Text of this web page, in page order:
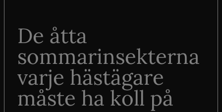
De åtta
sommarinsekterna
varje hästägare
måste ha koll på